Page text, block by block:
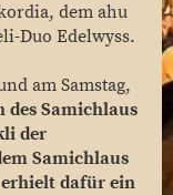
dem ahu
Duo Edelwyss.
am Samstag,
des Samichlaus
der
Samichlaus
dafür ein